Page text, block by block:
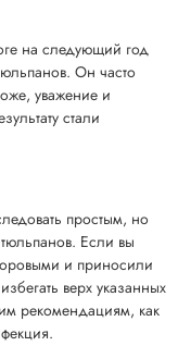
на следующий год
Он часто
уважение и
стали
простым, но
Если вы
и приносили
верх указанных
рекомендациям, как